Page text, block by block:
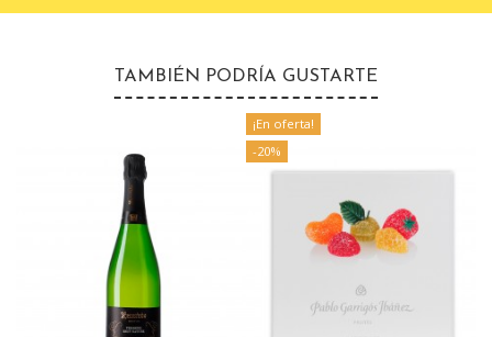
TAMBIÉN PODRÍA GUSTARTE
¡En oferta!
-20%